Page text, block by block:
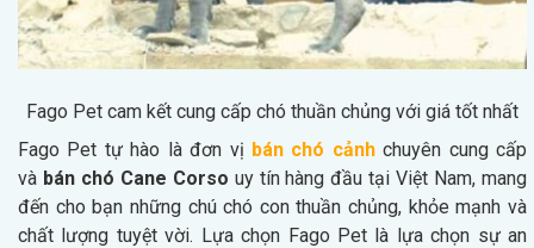
Fago Pet cam kết cung cấp chó thuần chủng với giá tốt nhất
Fago Pet tự hào là đơn vị bán chó cảnhchuyên cung cấp
và bán chó Cane Corso uy tín hàng đầu tại Việt Nam, mang
đến cho bạn những chú chó con thuần chủng, khỏe mạnh và
chất lượng tuyệt vời. Lựa chọn Fago Pet là lựa chọn sự an